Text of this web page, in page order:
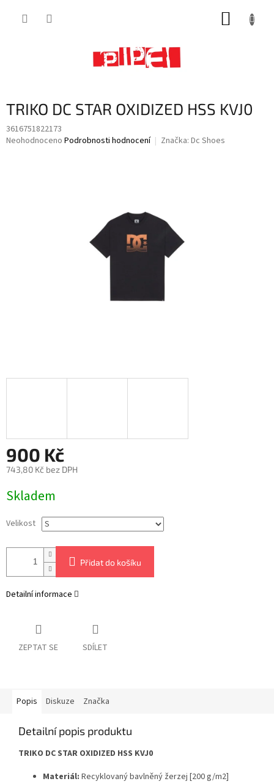
TRIKO DC STAR OXIDIZED HSS KVJ0
3616751822173
Průměrné
Neohodnoceno Podrobnosti hodnocení Značka: Dc Shoes
900 Kč
743,80 Kč bez DPH
cena:
Skladem
Velikost
Přidat do košíku
Detailní informace
ZEPTAT SE SDÍLET
Popis Diskuze Značka
Detailní popis produktu
TRIKO DC STAR OXIDIZED HSS KVJ0
Materiál: Recyklovaný bavlněný žerzej [200 g/m2]